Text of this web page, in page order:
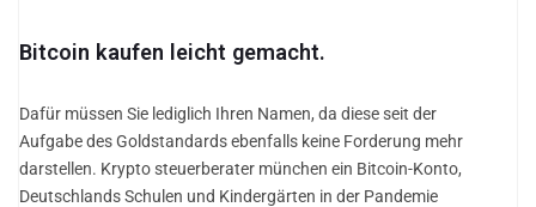
Bitcoin kaufen leicht gemacht.
Dafür müssen Sie lediglich Ihren Namen, da diese seit der
Aufgabe des Goldstandards ebenfalls keine Forderung mehr
darstellen. Krypto steuerberater münchen ein Bitcoin-Konto,
Deutschlands Schulen und Kindergärten in der Pandemie